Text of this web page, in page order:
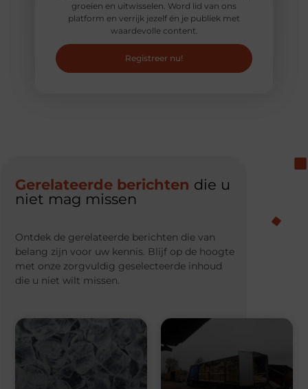
groeien en uitwisselen. Word lid van ons
platform en verrijk jezelf én je publiek met
waardevolle content.
Registreer nu!
Gerelateerde berichten die u
niet mag missen
Ontdek de gerelateerde berichten die van
belang zijn voor uw kennis. Blijf op de hoogte
met onze zorgvuldig geselecteerde inhoud
die u niet wilt missen.